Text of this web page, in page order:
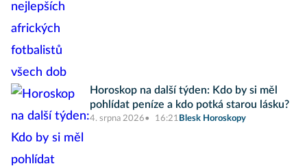
Horoskop na další týden: Kdo by si měl
pohlídat peníze a kdo potká starou lásku?
4. srpna 2026 16:21 Blesk Horoskopy